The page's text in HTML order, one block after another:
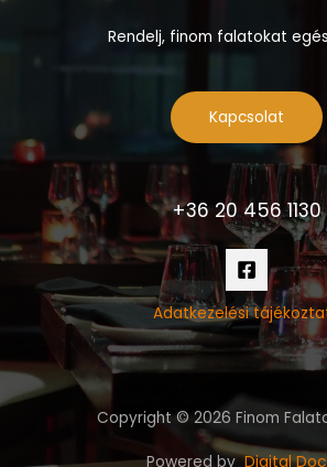
Rendelj, finom falatokat
Kapcsolat
+36 20 456 1130
Adatkezelési
Copyright © 2026 Finom
Powered byDigital